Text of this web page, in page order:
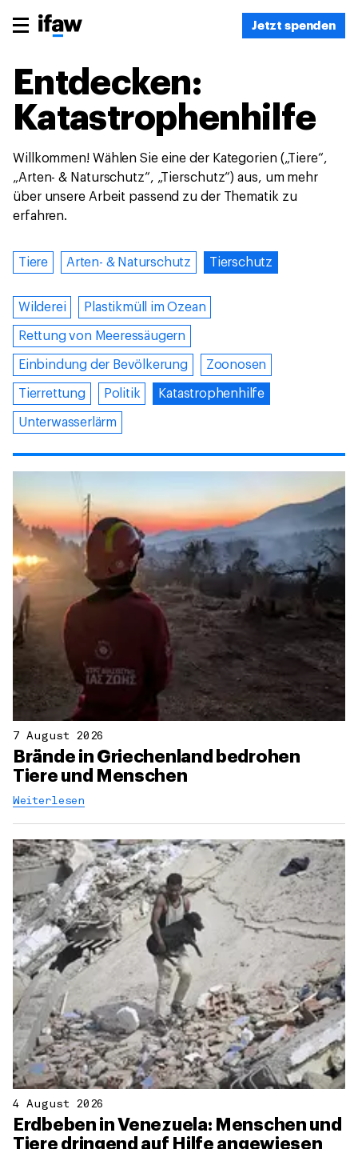
Jetzt spenden
Entdecken:
Katastrophenhilfe
Willkommen! Wählen Sie eine der Kategorien („Tiere“,
„Arten- & Naturschutz“, „Tierschutz“) aus, um mehr
über unsere Arbeit passend zu der Thematik zu
erfahren.
Tiere Arten- & Naturschutz Tierschutz
Wilderei Plastikmüll im Ozean
Rettung von Meeressäugern
Einbindung der Bevölkerung Zoonosen
Tierrettung Politik Katastrophenhilfe
Unterwasserlärm
7 August 2026
Brände in Griechenland bedrohen
Tiere und Menschen
Weiterlesen
4 August 2026
Erdbeben in Venezuela: Menschen und
Tiere dringend auf Hilfe angewiesen